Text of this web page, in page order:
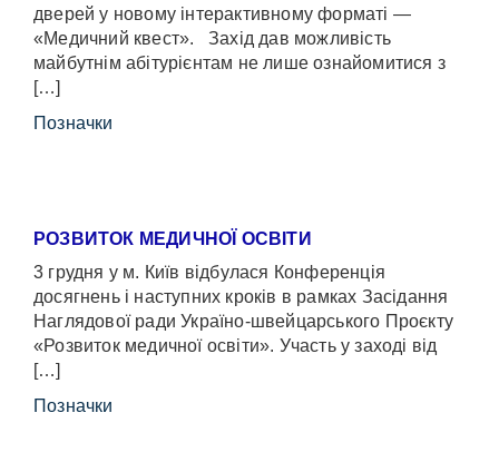
дверей у новому інтерактивному форматі —
«Медичний квест». Захід дав можливість
майбутнім абітурієнтам не лише ознайомитися з
[…]
Позначки
РОЗВИТОК МЕДИЧНОЇ ОСВІТИ
3 грудня у м. Київ відбулася Конференція
досягнень і наступних кроків в рамках Засідання
Наглядової ради Україно-швейцарського Проєкту
«Розвиток медичної освіти». Участь у заході від
[…]
Позначки